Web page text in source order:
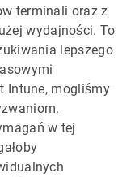
terminali oraz z
wydajności. To
lepszego
Intune, mogliśmy
w tej